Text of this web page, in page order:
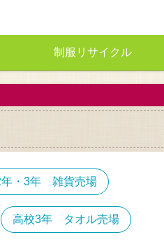
年・3年 雑貨売場
高校3年 タオル売場
限定
制服リサイクル